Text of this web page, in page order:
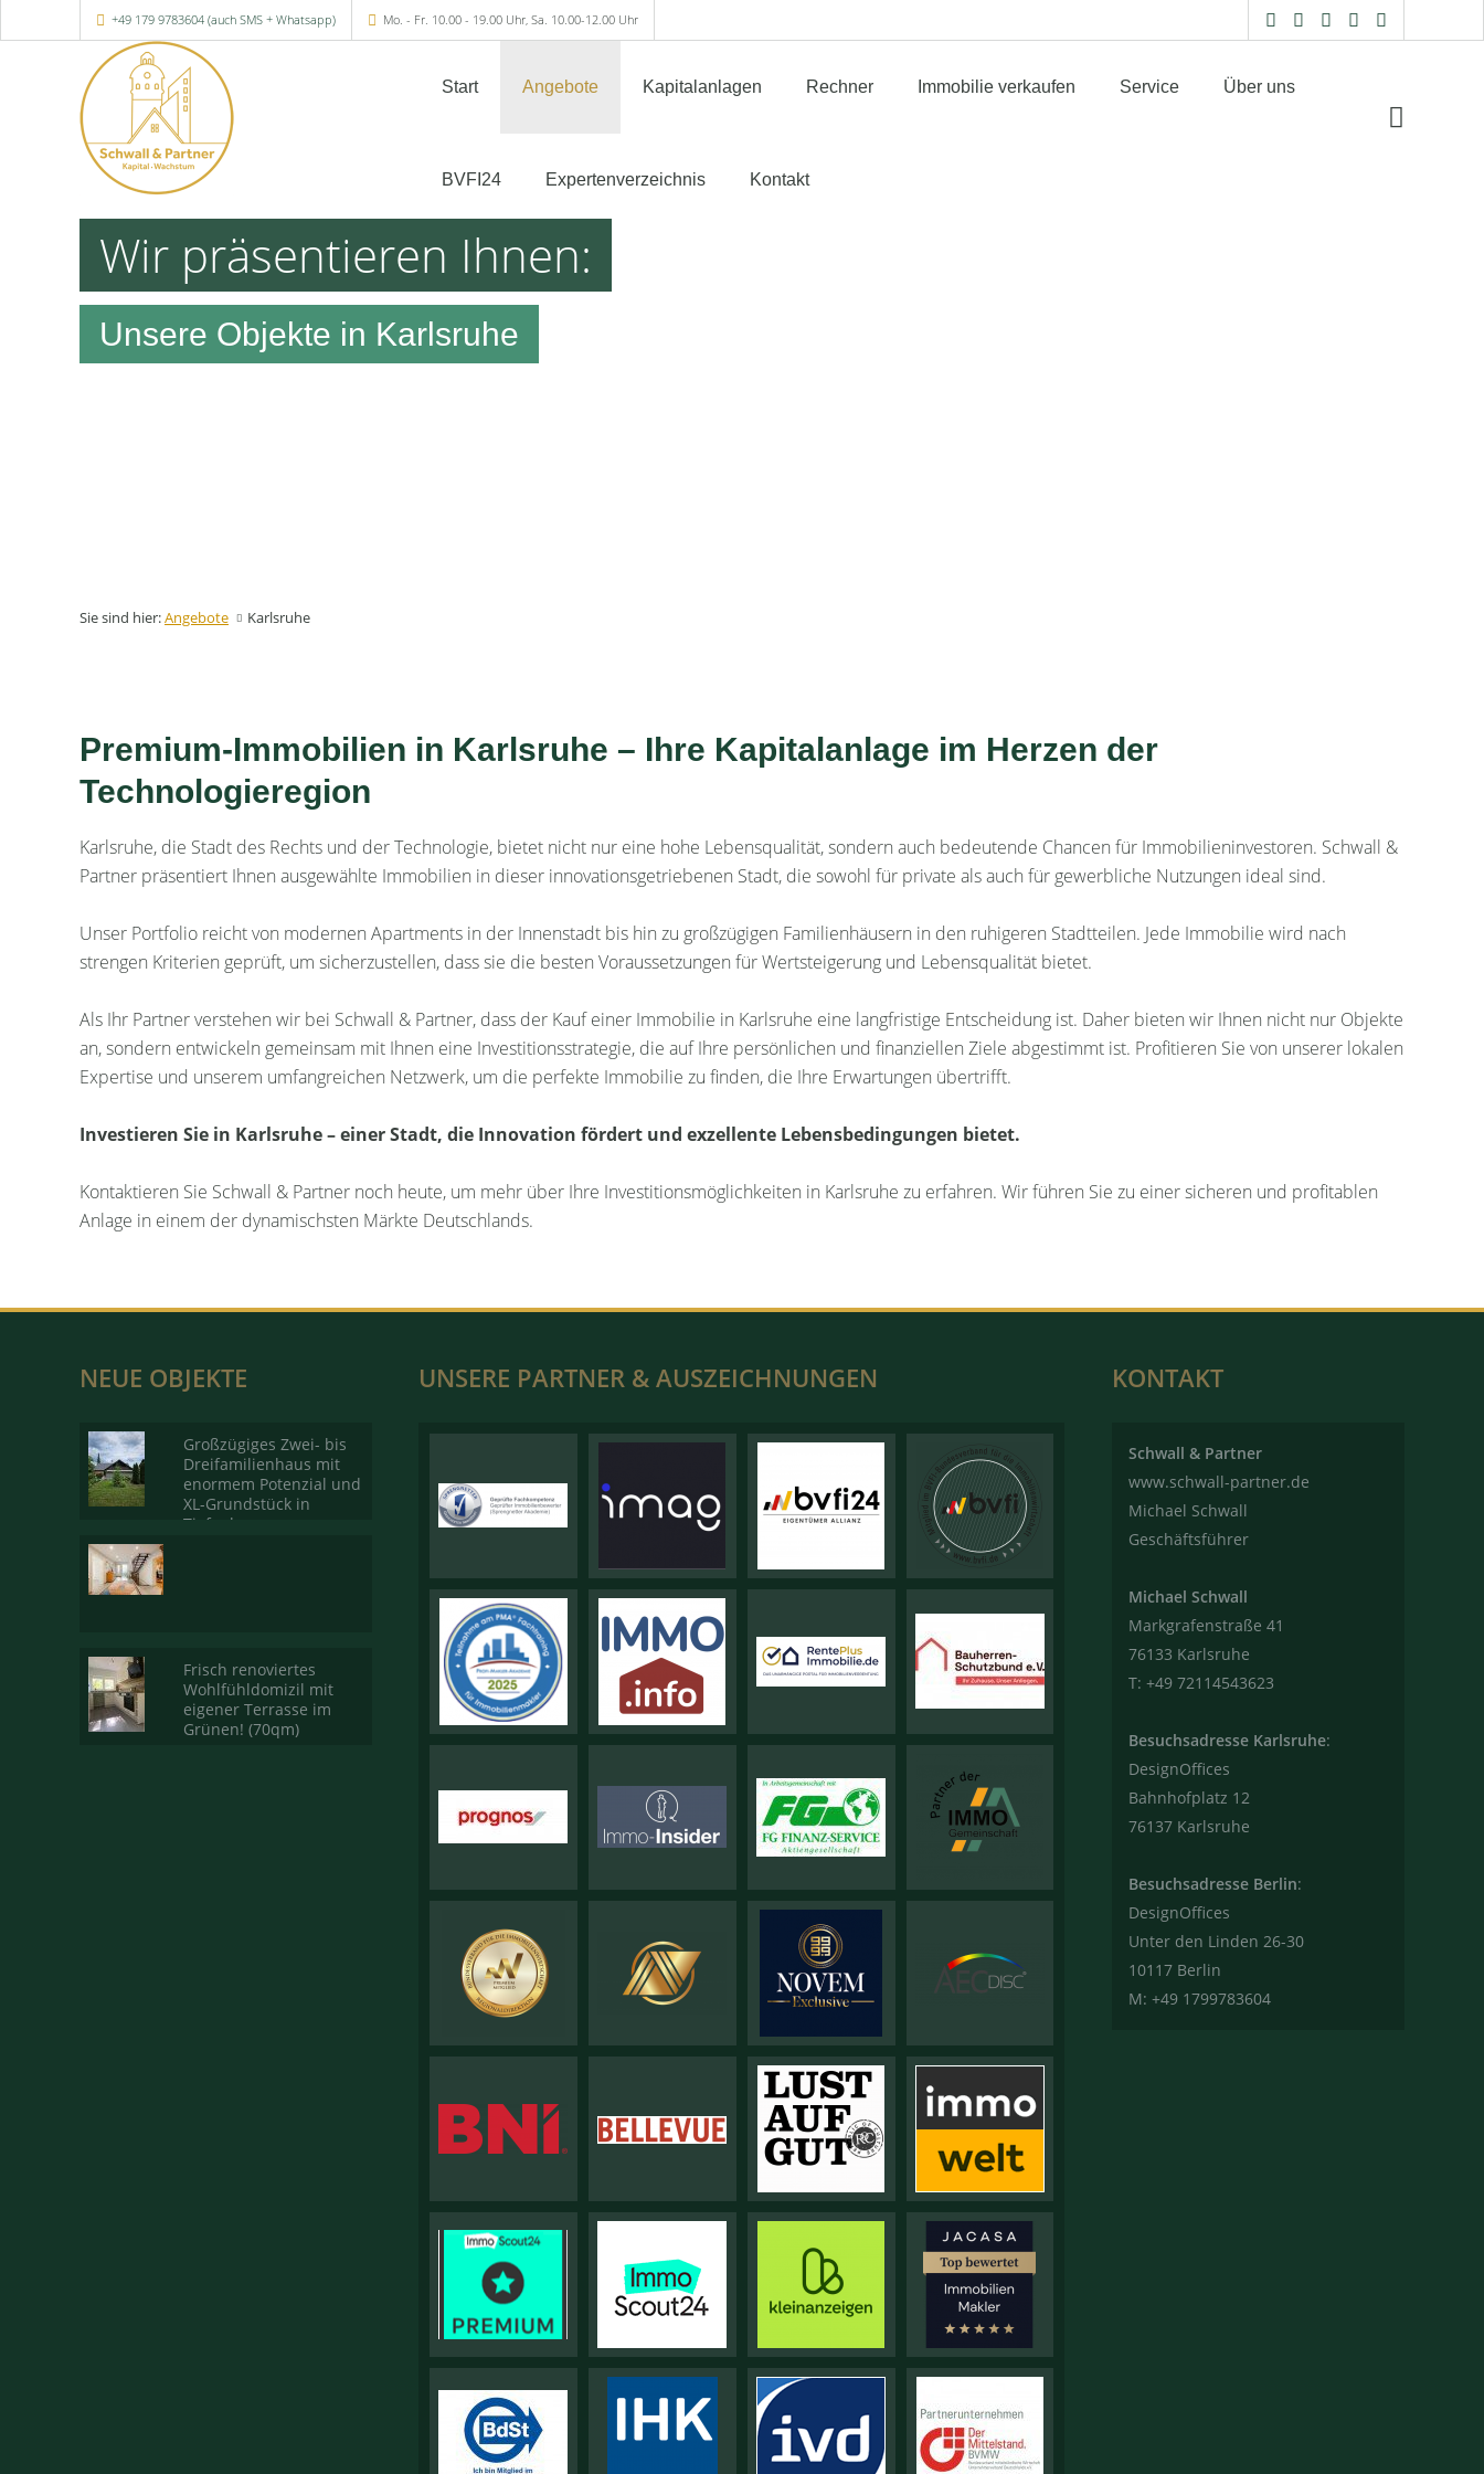
+49 179 9783604 (auch SMS + Whatsapp) Mo. - Fr. 10.00 - 19.00 Uhr, Sa. 10.00-12.00 Uhr
Start Angebote Kapitalanlagen Rechner Immobilie verkaufen Service Über uns
BVFI24 Expertenverzeichnis Kontakt
Wir präsentieren Ihnen:
Unsere Objekte in Karlsruhe
Sie sind hier:Angebote Karlsruhe
Premium-Immobilien in Karlsruhe – Ihre Kapitalanlage im Herzen der
Technologieregion
Karlsruhe, die Stadt des Rechts und der Technologie, bietet nicht nur eine hohe Lebensqualität, sondern auch bedeutende Chancen für Immobilieninvestoren. Schwall &
Partner präsentiert Ihnen ausgewählte Immobilien in dieser innovationsgetriebenen Stadt, die sowohl für private als auch für gewerbliche Nutzungen ideal sind.
Unser Portfolio reicht von modernen Apartments in der Innenstadt bis hin zu großzügigen Familienhäusern in den ruhigeren Stadtteilen. Jede Immobilie wird nach
strengen Kriterien geprüft, um sicherzustellen, dass sie die besten Voraussetzungen für Wertsteigerung und Lebensqualität bietet.
Als Ihr Partner verstehen wir bei Schwall & Partner, dass der Kauf einer Immobilie in Karlsruhe eine langfristige Entscheidung ist. Daher bieten wir Ihnen nicht nur Objekte
an, sondern entwickeln gemeinsam mit Ihnen eine Investitionsstrategie, die auf Ihre persönlichen und finanziellen Ziele abgestimmt ist. Profitieren Sie von unserer lokalen
Expertise und unserem umfangreichen Netzwerk, um die perfekte Immobilie zu finden, die Ihre Erwartungen übertrifft.
Investieren Sie in Karlsruhe – einer Stadt, die Innovation fördert und exzellente Lebensbedingungen bietet.
Kontaktieren Sie Schwall & Partner noch heute, um mehr über Ihre Investitionsmöglichkeiten in Karlsruhe zu erfahren. Wir führen Sie zu einer sicheren und profitablen
Anlage in einem der dynamischsten Märkte Deutschlands.
NEUE OBJEKTE
Großzügiges Zwei- bis
Dreifamilienhaus mit
enormem Potenzial und
XL-Grundstück in
Tiefenbronn
Frisch renoviertes
Wohlfühldomizil mit
eigener Terrasse im
Grünen! (70qm)
UNSERE PARTNER & AUSZEICHNUNGEN KONTAKT
Schwall & Partner
www.schwall-partner.de
Michael Schwall
Geschäftsführer
Michael Schwall
Markgrafenstraße 41
76133 Karlsruhe
T: +49 72114543623
Besuchsadresse Karlsruhe:
DesignOffices
Bahnhofplatz 12
76137 Karlsruhe
Besuchsadresse Berlin:
DesignOffices
Unter den Linden 26-30
10117 Berlin
M: +49 1799783604